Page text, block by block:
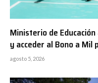
Ministerio de
y acceder al Bono a
agosto 5, 2026